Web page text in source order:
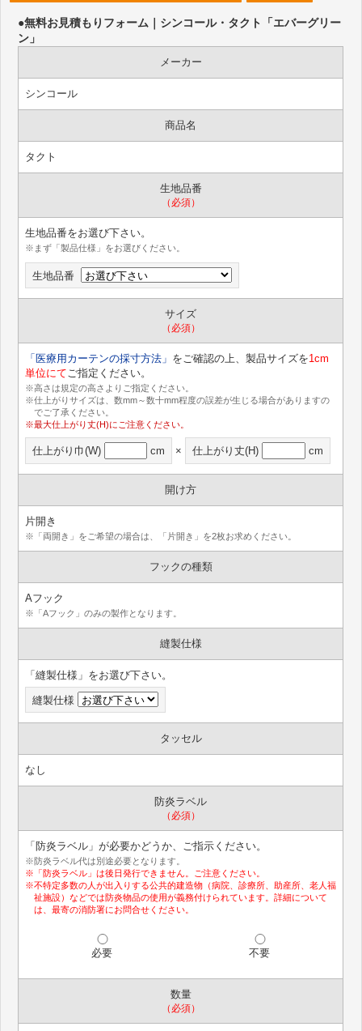
●無料お見積もりフォーム｜シンコール・タクト「エバーグリー
ン」
メーカー
シンコール
商品名
タクト
生地品番
（必須）
生地品番をお選び下さい。
※まず「製品仕様」をお選びください。
生地品番
サイズ
（必須）
「医療用カーテンの採寸方法」 をご確認の上、製品サイズを1cm
単位にて ご指定ください。
※高さは規定の高さよりご指定ください。
※仕上がりサイズは、数mm～数十mm程度の誤差が生じる場合がありますの
でご了承ください。
※最大仕上がり丈(H)にご注意ください。
仕上がり巾(W) cm × 仕上がり丈(H) cm
開け方
片開き
※「両開き」をご希望の場合は、「片開き」を2枚お求めください。
フックの種類
Aフック
※「Aフック」のみの製作となります。
縫製仕様
「縫製仕様」をお選び下さい。
縫製仕様
タッセル
なし
防炎ラベル
（必須）
「防炎ラベル」が必要かどうか、ご指示ください。
※防炎ラベル代は別途必要となります。
※「防炎ラベル」は後日発行できません。ご注意ください。
※不特定多数の人が出入りする公共的建造物（病院、診療所、助産所、老人福
祉施設）などでは防炎物品の使用が義務付けられています。詳細について
は、最寄の消防署にお問合せください。
必要 不要
数量
（必須）